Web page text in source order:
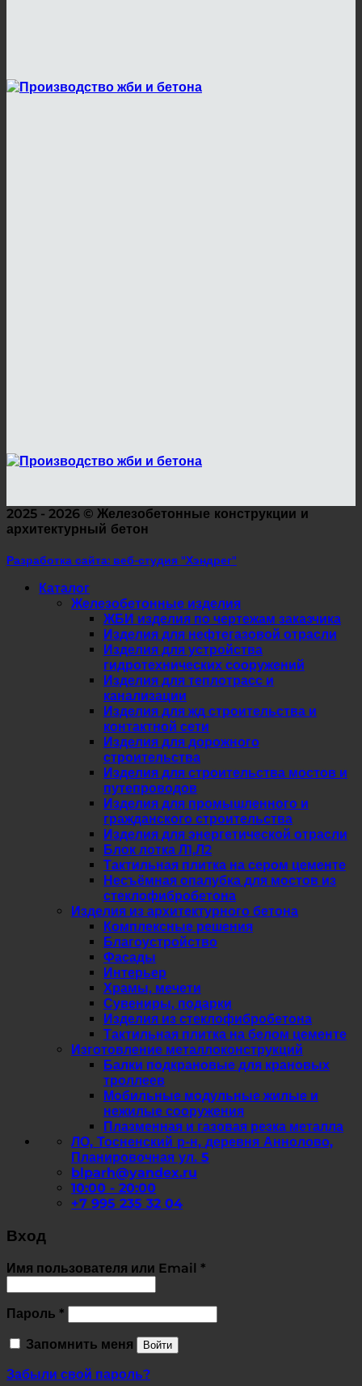
2025 - 2026 © Железобетонные конструкции и
архитектурный бетон
Разработка сайта: веб-студия "Хэндрег"
Каталог
Железобетонные изделия
ЖБИ изделия по чертежам заказчика
Изделия для нефтегазовой отрасли
Изделия для устройства
гидротехнических сооружений
Изделия для теплотрасс и
канализации
Изделия для жд строительства и
контактной сети
Изделия для дорожного
строительства
Изделия для строительства мостов и
путепроводов
Изделия для промышленного и
гражданского строительства
Изделия для энергетической отрасли
Блок лотка Л1,Л2
Тактильная плитка на сером цементе
Несъёмная опалубка для мостов из
стеклофибробетона
Изделия из архитектурного бетона
Комплексные решения
Благоустройство
Фасады
Интерьер
Храмы, мечети
Сувениры, подарки
Изделия из стеклофибробетона
Тактильная плитка на белом цементе
Изготовление металлоконструкций
Балки подкрановые для крановых
троллеев
Мобильные модульные жилые и
нежилые сооружения
Плазменная и газовая резка металла
ЛО, Тосненский р-н, деревня Аннолово,
Планировочная ул. 5
blparh@yandex.ru
10:00 - 20:00
+7 995 235 32 04
Вход
Имя пользователя или Email *
Пароль *
Запомнить меня Войти
Забыли свой пароль?